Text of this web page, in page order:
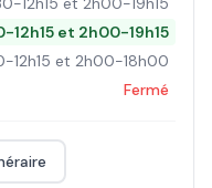
12h15 et 2h00-19h15
12h15 et 2h00-18h00
Fermé